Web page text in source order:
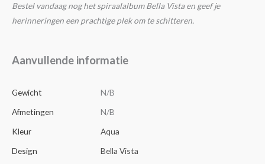
Bestel vandaag nog het spiraalalbum Bella Vista en geef je
herinneringen een prachtige plek om te schitteren.
Aanvullende informatie
Gewicht
N/B
Afmetingen
N/B
Kleur
Aqua
Design
Bella Vista